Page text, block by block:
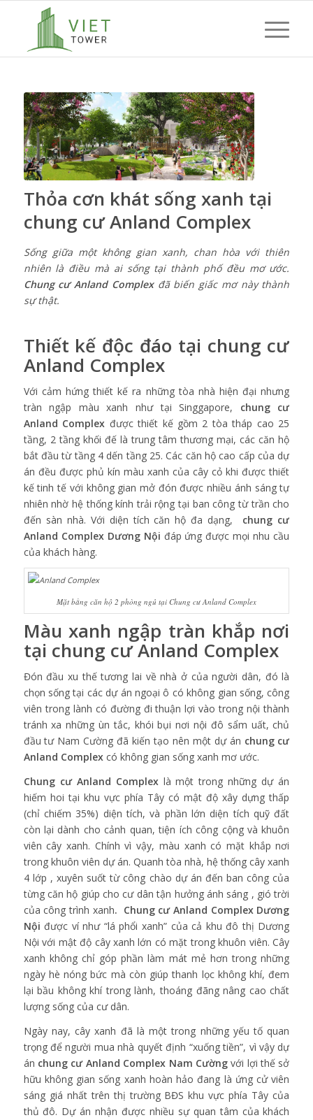
Thỏa cơn khát sống xanh tại
chung cư Anland Complex
Sống giữa một không gian xanh, chan hòa với thiên
nhiên là điều mà ai sống tại thành phố đều mơ ước.
Chung cư Anland Complex đã biến giấc mơ này thành
sự thật.
Thiết kế độc đáo tại chung cư
Anland Complex
Với cảm hứng thiết kế ra những tòa nhà hiện đại nhưng
tràn ngập màu xanh như tại Singgapore, chung cư
Anland Complex được thiết kế gồm 2 tòa tháp cao 25
tầng, 2 tầng khối đế là trung tâm thương mại, các căn hộ
bắt đầu từ tầng 4 dến tầng 25. Các căn hộ cao cấp của dự
án đều được phủ kín màu xanh của cây cỏ khi được thiết
kế tinh tế với không gian mở đón được nhiều ánh sáng tự
nhiên nhờ hệ thống kính trải rộng tại ban công từ trần cho
đến sàn nhà. Với diện tích căn hộ đa dạng, chung cư
Anland Complex Dương Nội đáp ứng được mọi nhu cầu
của khách hàng.
Mặt bằng căn hộ 2 phòng ngủ tại Chung cư Anland Complex
Màu xanh ngập tràn khắp nơi
tại chung cư Anland Complex
Đón đầu xu thế tương lai về nhà ở của người dân, đó là
chọn sống tại các dự án ngoại ô có không gian sống, công
viên trong lành có đường đi thuận lợi vào trong nội thành
tránh xa những ùn tắc, khói bụi nơi nội đô sẩm uất, chủ
đầu tư Nam Cường đã kiến tạo nên một dự án chung cư
Anland Complex có không gian sống xanh mơ ước.
Chung cư Anland Complex là một trong những dự án
hiếm hoi tại khu vực phía Tây có mật độ xây dựng thấp
(chỉ chiếm 35%) diện tích, và phần lớn diện tích quỹ đất
còn lại dành cho cảnh quan, tiện ích công cộng và khuôn
viên cây xanh. Chính vì vậy, màu xanh có mặt khắp nơi
trong khuôn viên dự án. Quanh tòa nhà, hệ thống cây xanh
4 lớp , xuyên suốt từ công chào dự án đến ban công của
từng căn hộ giúp cho cư dân tận hưởng ánh sáng , gió trời
của công trình xanh. Chung cư Anland Complex Dương
Nộiđược ví như “lá phổi xanh” của cả khu đô thị Dương
Nội với mật độ cây xanh lớn có mặt trong khuôn viên. Cây
xanh không chỉ góp phần làm mát mẻ hơn trong những
ngày hè nóng bức mà còn giúp thanh lọc không khí, đem
lại bầu không khí trong lành, thoáng đãng nâng cao chất
lượng sống của cư dân.
Ngày nay, cây xanh đã là một trong những yếu tố quan
trọng để người mua nhà quyết định “xuống tiền”, vì vậy dự
án chung cư Anland Complex Nam Cườngvới lợi thế sở
hữu không gian sống xanh hoàn hảo đang là ứng cử viên
sáng giá nhất trên thị trường BĐS khu vực phía Tây của
thủ đô. Dự án nhận được nhiều sự quan tâm của khách